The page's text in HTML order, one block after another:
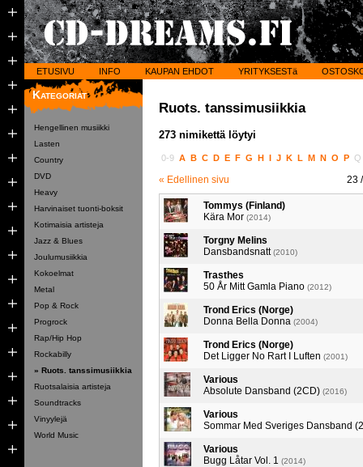
ETUSIVU INFO KAUPAN EHDOT YRITYKSESTä
Kategoriat
Hengellinen musiikki
Lasten
Country
DVD
Heavy
Harvinaiset tuonti-boksit
Kotimaisia artisteja
Jazz & Blues
Joulumusiikkia
Kokoelmat
Metal
Pop & Rock
Progrock
Rap/Hip Hop
Rockabilly
» Ruots. tanssimusiikkia
Ruotsalaisia artisteja
Soundtracks
Vinyylejä
World Music
Ruots. tanssimusiikkia
273 nimikettä löytyi
0-9 A B C D E F G H I J K L M N O P Q
« Edellinen sivu 23/
Tommys (Finland)
Kära Mor (2014)
Torgny Melins
Dansbandsnatt(2010)
Trasthes
50 År Mitt Gamla Piano (2012)
Trond Erics (Norge)
Donna Bella Donna (2004)
Trond Erics (Norge)
Det Ligger No Rart I Luften (2001)
Various
Absolute Dansband (2CD) (2016)
Various
Sommar Med Sveriges Dansband
Various
Bugg Låtar Vol. 1 (2014)